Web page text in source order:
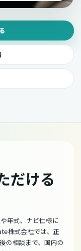
だける
年式、ナビ仕様に
株式会社では、正
の相談まで、国内の